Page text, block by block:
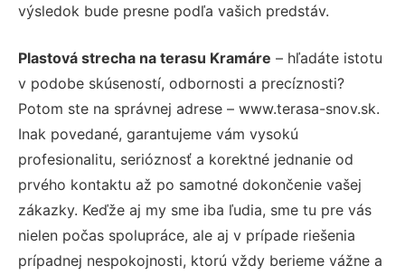
výsledok bude presne podľa vašich predstáv.
Plastová strecha na terasu Kramáre – hľadáte istotu
v podobe skúseností, odbornosti a precíznosti?
Potom ste na správnej adrese – www.terasa-snov.sk.
Inak povedané, garantujeme vám vysokú
profesionalitu, serióznosť a korektné jednanie od
prvého kontaktu až po samotné dokončenie vašej
zákazky. Keďže aj my sme iba ľudia, sme tu pre vás
nielen počas spolupráce, ale aj v prípade riešenia
prípadnej nespokojnosti, ktorú vždy berieme vážne a